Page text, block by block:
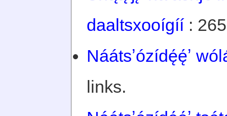
daaltsxooígíí:
Náátsʼózídę́ę́ʼ
links.